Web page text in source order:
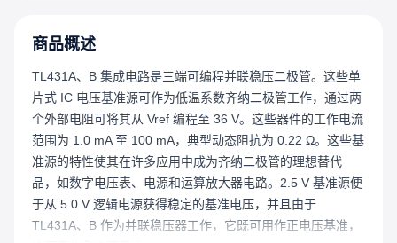
商品概述
TL431A、B 集成电路是三端可编程并联稳压二极管。这些单
片式 IC 电压基准源可作为低温系数齐纳二极管工作，通过两
个外部电阻可将其从 Vref 编程至 36 V。这些器件的工作电流
范围为 1.0 mA 至 100 mA，典型动态阻抗为 0.22 Ω。这些基
准源的特性使其在许多应用中成为齐纳二极管的理想替代
品，如数字电压表、电源和运算放大器电路。2.5 V 基准源便
于从 5.0 V 逻辑电源获得稳定的基准电压，并且由于
TL431A、B 作为并联稳压器工作，它既可用作正电压基准，